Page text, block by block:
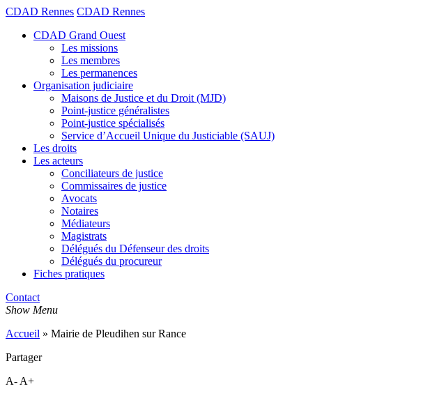
CDAD Rennes CDAD Rennes
CDAD Grand Ouest
Les missions
Les membres
Les permanences
Organisation judiciaire
Maisons de Justice et du Droit (MJD)
Point-justice généralistes
Point-justice spécialisés
Service d’Accueil Unique du Justiciable (SAUJ)
Les droits
Les acteurs
Conciliateurs de justice
Commissaires de justice
Avocats
Notaires
Médiateurs
Magistrats
Délégués du Défenseur des droits
Délégués du procureur
Fiches pratiques
Contact
Show Menu
Accueil » Mairie de Pleudihen sur Rance
Partager
A- A+